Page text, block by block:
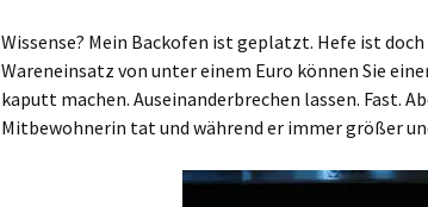
Wissense? Mein Backofen ist geplatzt. Hefe ist
Wareneinsatz von unter einem Euro können Sie
kaputt machen. Auseinanderbrechen lassen. Fast.
Mitbewohnerin tat und während er immer größer